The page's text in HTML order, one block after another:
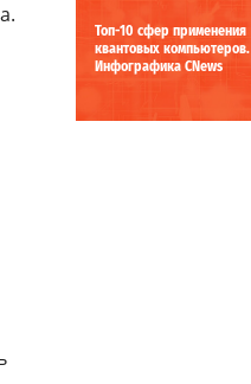
Топ-10 сфер применения
квантовых компьютеров.
Инфографика CNews